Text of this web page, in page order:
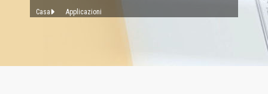
Casa Applicazioni